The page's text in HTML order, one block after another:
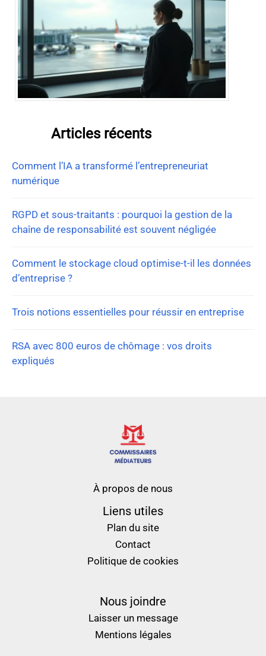
Articles récents
Comment l’IA a transformé l’entrepreneuriat
numérique
RGPD et sous-traitants : pourquoi la gestion de la
chaîne de responsabilité est souvent négligée
Comment le stockage cloud optimise-t-il les données
d’entreprise ?
Trois notions essentielles pour réussir en entreprise
RSA avec 800 euros de chômage : vos droits
expliqués
À propos de nous
Liens utiles
Plan du site
Contact
Politique de cookies
Nous joindre
Laisser un message
Mentions légales